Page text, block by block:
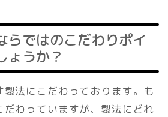
らではのこだわりポイ
ょうか？
製法にこだわっております。も
だわっていますが、製法にどれ